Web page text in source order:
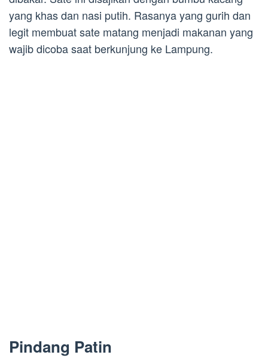
yang khas dan nasi putih. Rasanya yang gurih dan
legit membuat sate matang menjadi makanan yang
wajib dicoba saat berkunjung ke Lampung.
Pindang Patin